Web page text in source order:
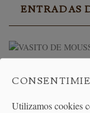
ENTRADAS
CON CRAQUELIN
Utilizamos cookies